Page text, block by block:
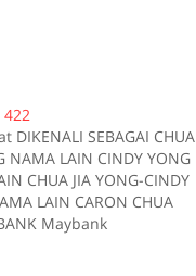
422
DIKENALI SEBAGAI CHUA
NAMA LAIN CINDY YONG
CHUA JIA YONG-CINDY
LAIN CARON CHUA
Maybank